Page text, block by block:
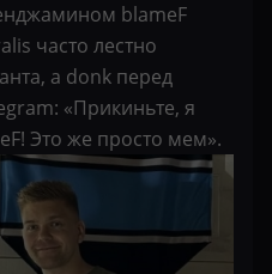
blameF
часто лестно
а donk перед
«Прикиньте, я
Это же просто мем».